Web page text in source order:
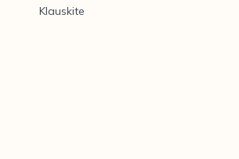
Klauskite